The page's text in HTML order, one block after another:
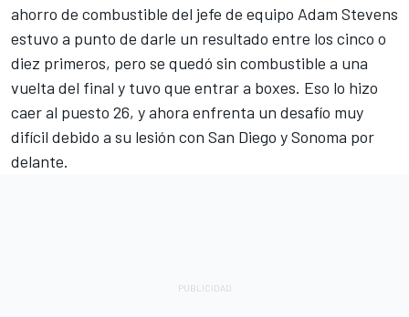
ahorro de combustible del jefe de equipo Adam Stevens
estuvo a punto de darle un resultado entre los cinco o
diez primeros, pero se quedó sin combustible a una
vuelta del final y tuvo que entrar a boxes. Eso lo hizo
caer al puesto 26, y ahora enfrenta un desafío muy
difícil debido a su lesión con San Diego y Sonoma por
delante.